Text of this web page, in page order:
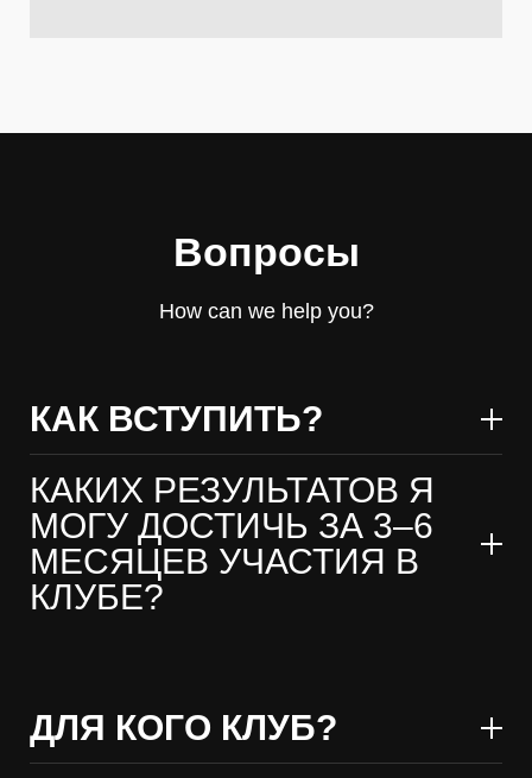
Вопросы
How can we help you?
КАК ВСТУПИТЬ?
КАКИХ РЕЗУЛЬТАТОВ Я
МОГУ ДОСТИЧЬ ЗА 3–6
МЕСЯЦЕВ УЧАСТИЯ В
КЛУБЕ?
ДЛЯ КОГО КЛУБ?